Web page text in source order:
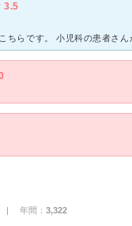
3.5
| 年間： 3,322